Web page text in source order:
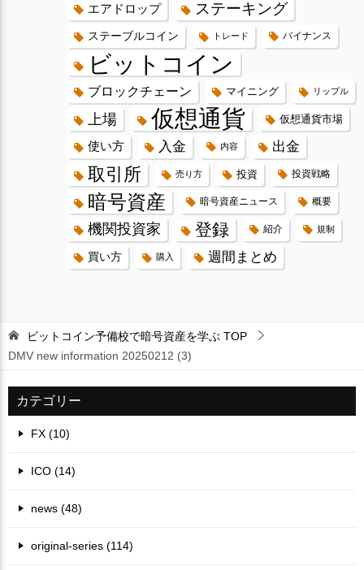
エアドロップ ステーキング
ステーブルコイン トレード バイナンス
ビットコイン
ブロックチェーン マイニング リップル
上場 仮想通貨 仮想通貨市場
使い方 入金 内容 出金
取引所 売り方 投資 投資戦略
暗号資産 暗号資産ニュース 概要
機関投資家 登録 紹介 規制
買い方 購入 週間まとめ
ビットコイン予備校で暗号資産を学ぶ TOP
DMV new information 20250212 (3)
カテゴリー
FX (10)
ICO (14)
news (48)
original-series (114)